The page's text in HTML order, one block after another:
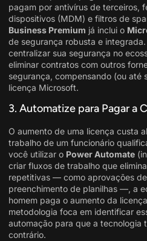
pagam por antivírus de terceiros,
dispositivos (MDM) e filtros de
Business Premium já inclui o
de segurança robusta e integrada.
centralizar sua segurança no
eliminar contratos com outros
segurança, compensando (ou até
licença Microsoft.
3. Automatize para Pagar a
O aumento de uma licença custa
trabalho de um funcionário
você utilizar o Power Automate
criar fluxos de trabalho que
repetitivas — como aprovações
preenchimento de planilhas —, a
homem paga o aumento da
metodologia foca em identificar
automação para que a tecnologia
contrário.